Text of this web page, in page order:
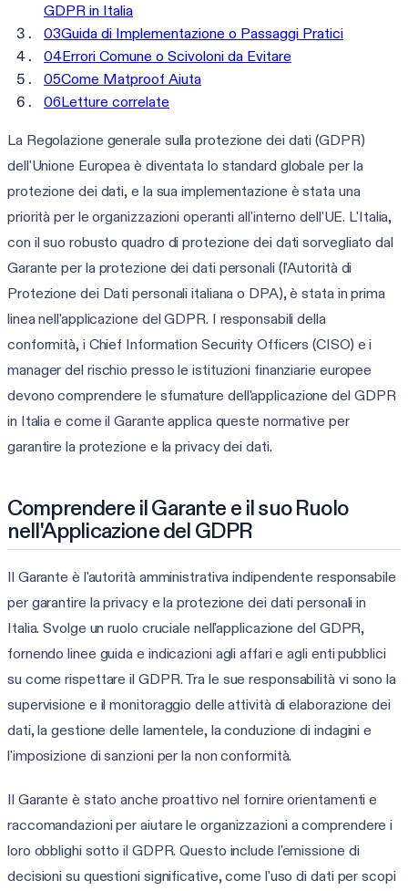
GDPR in Italia
03Guida di Implementazione o Passaggi Pratici
04Errori Comune o Scivoloni da Evitare
05Come Matproof Aiuta
06Letture correlate
La Regolazione generale sulla protezione dei dati (GDPR)
dell'Unione Europea è diventata lo standard globale per la
protezione dei dati, e la sua implementazione è stata una
priorità per le organizzazioni operanti all'interno dell'UE. L'Italia,
con il suo robusto quadro di protezione dei dati sorvegliato dal
Garante per la protezione dei dati personali (l'Autorità di
Protezione dei Dati personali italiana o DPA), è stata in prima
linea nell'applicazione del GDPR. I responsabili della
conformità, i Chief Information Security Officers (CISO) e i
manager del rischio presso le istituzioni finanziarie europee
devono comprendere le sfumature dell'applicazione del GDPR
in Italia e come il Garante applica queste normative per
garantire la protezione e la privacy dei dati.
Comprendere il Garante e il suo Ruolo
nell'Applicazione del GDPR
Il Garante è l'autorità amministrativa indipendente responsabile
per garantire la privacy e la protezione dei dati personali in
Italia. Svolge un ruolo cruciale nell'applicazione del GDPR,
fornendo linee guida e indicazioni agli affari e agli enti pubblici
su come rispettare il GDPR. Tra le sue responsabilità vi sono la
supervisione e il monitoraggio delle attività di elaborazione dei
dati, la gestione delle lamentele, la conduzione di indagini e
l'imposizione di sanzioni per la non conformità.
Il Garante è stato anche proattivo nel fornire orientamenti e
raccomandazioni per aiutare le organizzazioni a comprendere i
loro obblighi sotto il GDPR. Questo include l'emissione di
decisioni su questioni significative, come l'uso di dati per scopi